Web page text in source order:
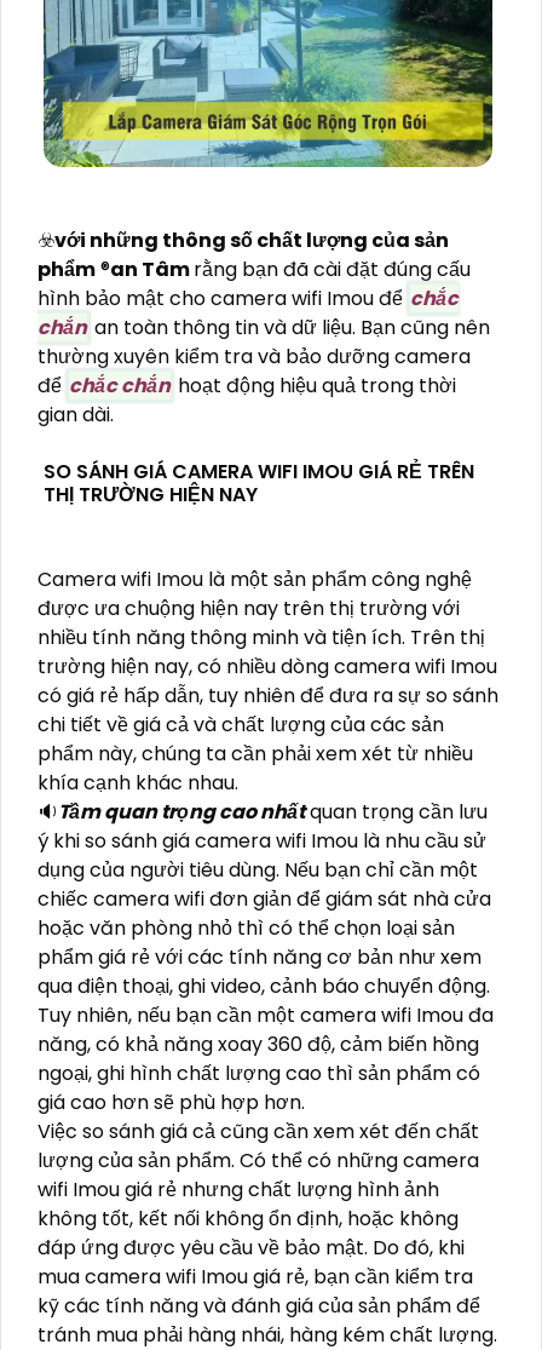
☣️với những thông số chất lượng của sản
phẩm®️an Tâmrằng bạn đã cài đặt đúng cấu
hình bảo mật cho camera wifi Imou để chắc
chắn an toàn thông tin và dữ liệu. Bạn cũng nên
thường xuyên kiểm tra và bảo dưỡng camera
để chắc chắn hoạt động hiệu quả trong thời
gian dài.
SO SÁNH GIÁ CAMERA WIFI IMOU GIÁ RẺ TRÊN
THỊ TRƯỜNG HIỆN NAY
Camera wifi Imou là một sản phẩm công nghệ
được ưa chuộng hiện nay trên thị trường với
nhiều tính năng thông minh và tiện ích. Trên thị
trường hiện nay, có nhiều dòng camera wifi Imou
có giá rẻ hấp dẫn, tuy nhiên để đưa ra sự so sánh
chi tiết về giá cả và chất lượng của các sản
phẩm này, chúng ta cần phải xem xét từ nhiều
khía cạnh khác nhau.
🔉Tầm quan trọng cao nhấtquan trọng cần lưu
ý khi so sánh giá camera wifi Imou là nhu cầu sử
dụng của người tiêu dùng. Nếu bạn chỉ cần một
chiếc camera wifi đơn giản để giám sát nhà cửa
hoặc văn phòng nhỏ thì có thể chọn loại sản
phẩm giá rẻ với các tính năng cơ bản như xem
qua điện thoại, ghi video, cảnh báo chuyển động.
Tuy nhiên, nếu bạn cần một camera wifi Imou đa
năng, có khả năng xoay 360 độ, cảm biến hồng
ngoại, ghi hình chất lượng cao thì sản phẩm có
giá cao hơn sẽ phù hợp hơn.
Việc so sánh giá cả cũng cần xem xét đến chất
lượng của sản phẩm. Có thể có những camera
wifi Imou giá rẻ nhưng chất lượng hình ảnh
không tốt, kết nối không ổn định, hoặc không
đáp ứng được yêu cầu về bảo mật. Do đó, khi
mua camera wifi Imou giá rẻ, bạn cần kiểm tra
kỹ các tính năng và đánh giá của sản phẩm để
tránh mua phải hàng nhái, hàng kém chất lượng.